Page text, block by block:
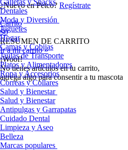
¿Nuevo en Petco? Regístrate
Carrito
$0
RESUMEN DE CARRITO
Ir a mi carrito »
¡Woof!
No tíenes artículos en tu carrito,
agrega algo para consentir a tu mascota
Galletas y Snacks
Dentales
Moda y Diversión
Juguetes
Hogar
Camas y Cobijas
Jaulas de Transporte
Platos y Alimentadores
Ropa y Accesorios
Correas y Collares
Salud y Bienestar
Salud y Bienestar
Antipulgas y Garrapatas
Cuidado Dental
Limpieza y Aseo
Belleza
Marcas populares